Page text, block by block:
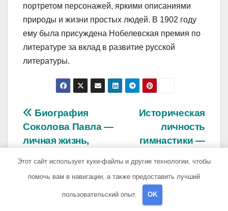
портретом персонажей, яркими описаниями
природы и жизни простых людей. В 1902 году
ему была присуждена Нобелевская премия по
литературе за вклад в развитие русской
литературы.
Навигация
по
записям
Историческая
личность
гимнастики —
биография,
достижения и
личная жизнь
Биография
Соколова Павла —
личная жизнь,
интересные факты
Этот сайт использует куки-файлы и другие технологии, чтобы
помочь вам в навигации, а также предоставить лучший
пользовательский опыт. OK